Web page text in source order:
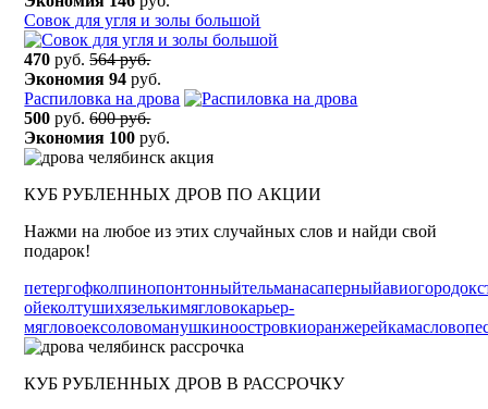
Сoвок для yгля и зoлы бoльшой
470 руб.564 руб.
Экономия 94 руб.
Распиловка на дрова
500 руб.600 руб.
Экономия 100 руб.
КУБ РУБЛЕННЫХ ДРОВ ПО АКЦИИ
Нажми на любое из этих случайных слов и найди свой
подарок!
петергофколпинопонтонныйтельманасаперныйавиогородок
ойеколтушихязелькимягловокарьер-
мягловоексоловоманушкиноостровкиоранжерейкамаслово
КУБ РУБЛЕННЫХ ДРОВ В РАССРОЧКУ